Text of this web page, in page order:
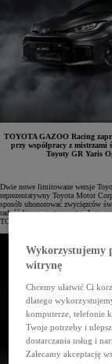
TOYOTA GAZOO Racing
przy współpracy z mistrzami
Toyoty GR Yaris
Dwie nowe limitowane wersje
reprezentatywny Toyota Motor
sposób uhonorować zwycięzców
radość fanom motorsportu. Auta
TOYOTA GAZOO Racing WRT
Wykorzystujemy
witrynę
Chcemy ułatwić Ci
dlatego
komputerze, telefonie
Twoje potrzeby i
dostarczania usług i
Zalecamy akceptację